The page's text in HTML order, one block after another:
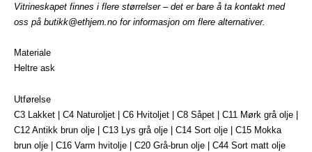
Vitrineskapet finnes i flere størrelser – det er bare å ta kontakt med
oss på butikk@ethjem.no for informasjon om flere alternativer.
Materiale
Heltre ask
Utførelse
C3 Lakket | C4 Naturoljet | C6 Hvitoljet | C8 Såpet | C11 Mørk grå olje |
C12 Antikk brun olje | C13 Lys grå olje | C14 Sort olje | C15 Mokka
brun olje | C16 Varm hvitolje | C20 Grå-brun olje | C44 Sort matt olje